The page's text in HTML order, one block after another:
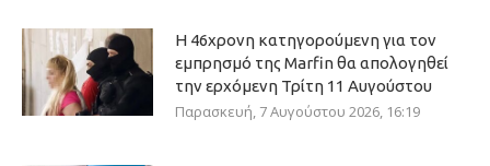
Η 46χρονη κατηγορούμενη για τον
εμπρησμό της Marfin θα απολογηθεί
την ερχόμενη Τρίτη 11 Αυγούστου
Παρασκευή, 7 Αυγούστου 2026, 16:19